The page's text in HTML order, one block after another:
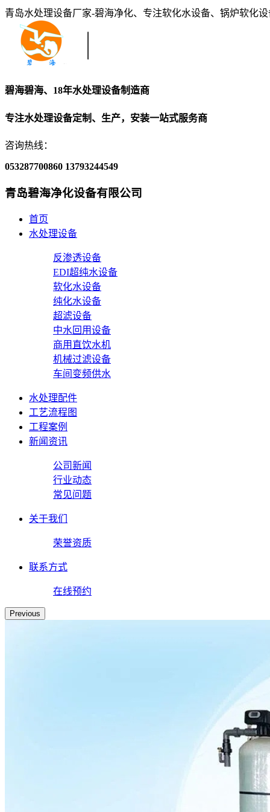
青岛水处理设备厂家-碧海净化、专注软化水设备、锅炉软化
碧海碧海、18年水处理设备制造商
专注水处理设备定制、生产，安装一站式服务商
咨询热线：
053287700860 13793244549
青岛碧海净化设备有限公司
首页
水处理设备
反渗透设备
EDI超纯水设备
软化水设备
纯化水设备
超滤设备
中水回用设备
商用直饮水机
机械过滤设备
车间变频供水
水处理配件
工艺流程图
工程案例
新闻资讯
公司新闻
行业动态
常见问题
关于我们
荣誉资质
联系方式
在线预约
Previous